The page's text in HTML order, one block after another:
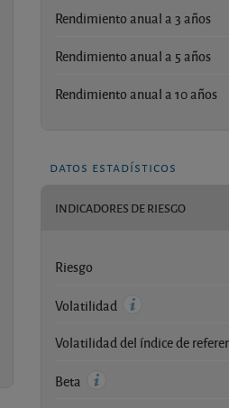
Rendimiento anual a 3 años
Rendimiento anual a 5 años
Rendimiento anual a 10 años
datos estadísticos
INDICADORES DE RIESGO
Riesgo
Volatilidad
Volatilidad del índice de
Beta